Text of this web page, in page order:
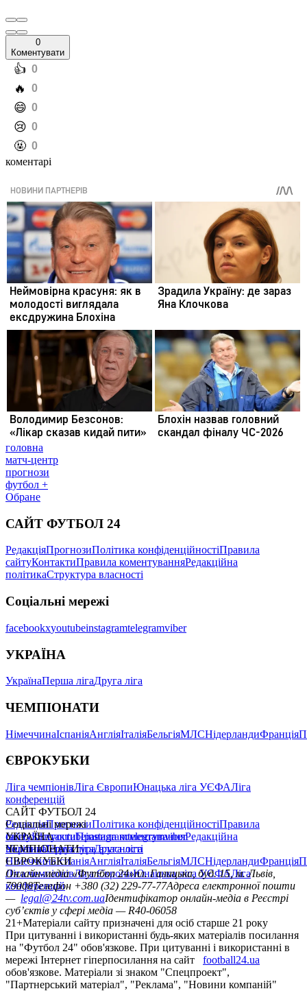
0
Коментувати
️👍 0
️🔥 0
️😄 0
️😢 0
️🤬 0
коментарі
головна
матч-центр
прогнози
футбол +
Обране
САЙТ ФУТБОЛ 24
РедакціяПрогнозиПолітика конфіденційностіПравила
сайтуКонтактиПравила коментуванняРедакційна
політикаСтруктура власності
Соціальні мережі
facebookxyoutubeinstagramtelegramviber
УКРАЇНА
УкраїнаПерша лігаДруга ліга
ЧЕМПІОНАТИ
НімеччинаІспаніяАнгліяІталіяБельгіяМЛСНідерландиФранція
ЄВРОКУБКИ
Ліга чемпіонівЛіга ЄвропиЮнацька ліга УЄФАЛіга
конференцій
САЙТ ФУТБОЛ 24
РедакціяПрогнозиПолітика конфіденційностіПравила
сайтуКонтактиПравила коментуванняРедакційна
політикаСтруктура власності
Соціальні мережі
facebookxyoutubeinstagramtelegramviber
УКРАЇНА
УкраїнаПерша лігаДруга ліга
ЧЕМПІОНАТИ
НімеччинаІспаніяАнгліяІталіяБельгіяМЛСНідерландиФранція
ЄВРОКУБКИ
Ліга чемпіонівЛіга ЄвропиЮнацька ліга УЄФАЛіга
конференцій
Онлайн-медіа «Футбол 24»пл. Галицька, буд. 15, м. Львів,
79008Телефон +380 (32) 229-77-77Адреса електронної пошти
— legal@24tv.com.uaІдентифікатор онлайн-медіа в Реєстрі
суб’єктів у сфері медіа — R40-06058
21+Матеріали сайту призначені для осіб старше 21 року
При цитуванні і використанні будь-яких матеріалів посилання
на "Футбол 24" обов'язкове. При цитуванні і використанні в
мережі Інтернет гіперпосилання на сайт
football24.ua
обов'язкове. Матеріали зі знаком "Спецпроект",
"Партнерський матеріал", "Реклама", "Новини компаній"